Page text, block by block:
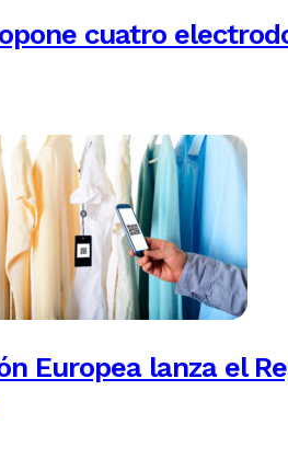
cuatro
Europea lanza el